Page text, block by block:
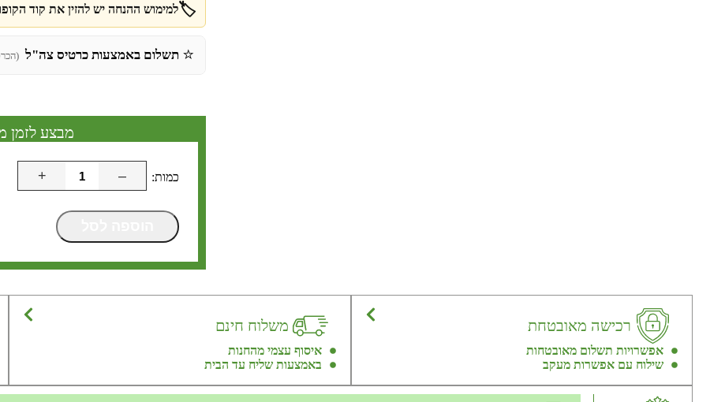
🏷️למימוש ההנחה יש להזין את קוד
⭐ תשלום באמצעות כרטיס צה"ל
מבצע לזמן
–
+
רכישה מאובטחת
אפשרויות תשלום מאובטחות
שילוח עם אפשרות מעקב
משלוח חינם
איסוף עצמי מהחנות
באמצעות שליח עד הבית